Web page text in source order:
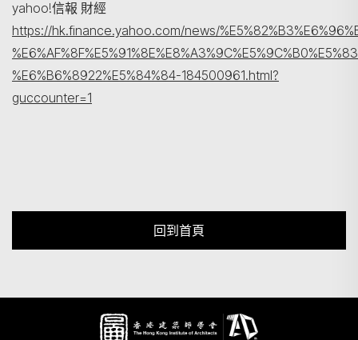
yahoo!信報 財經
https://hk.finance.yahoo.com/news/
%E6%B6%8922%E5%84%84-184500961.html?
guccounter=1
回到首頁